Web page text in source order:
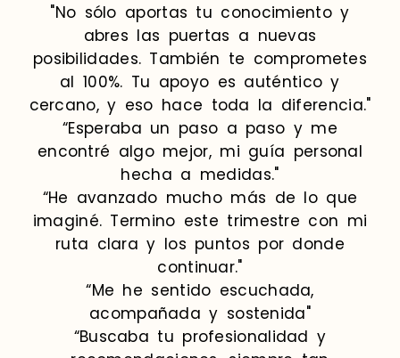
"No sólo aportas tu conocimiento y
abres las puertas a nuevas
posibilidades. También te comprometes
al 100%. Tu apoyo es auténtico y
cercano, y eso hace toda la diferencia."
“Esperaba un paso a paso y me
encontré algo mejor, mi guía personal
hecha a medidas."
“He avanzado mucho más de lo que
imaginé. Termino este trimestre con mi
ruta clara y los puntos por donde
continuar."
“Me he sentido escuchada,
acompañada y sostenida"
“Buscaba tu profesionalidad y